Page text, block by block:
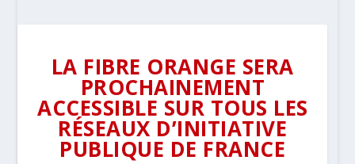
LA FIBRE ORANGE SERA
PROCHAINEMENT
ACCESSIBLE SUR TOUS LES
RÉSEAUX D’INITIATIVE
PUBLIQUE DE FRANCE